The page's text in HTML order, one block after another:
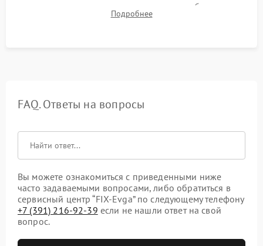
для контроля температурного режима и стабильности
системы под пиковой нагрузкой.
Подробнее
FAQ. Ответы на вопросы
Вы можете ознакомиться с приведенными ниже
часто задаваемыми вопросами, либо обратиться в
сервисный центр “FIX-Evga” по следующему телефону
+7 (391) 216-92-39 если не нашли ответ на свой
вопрос.